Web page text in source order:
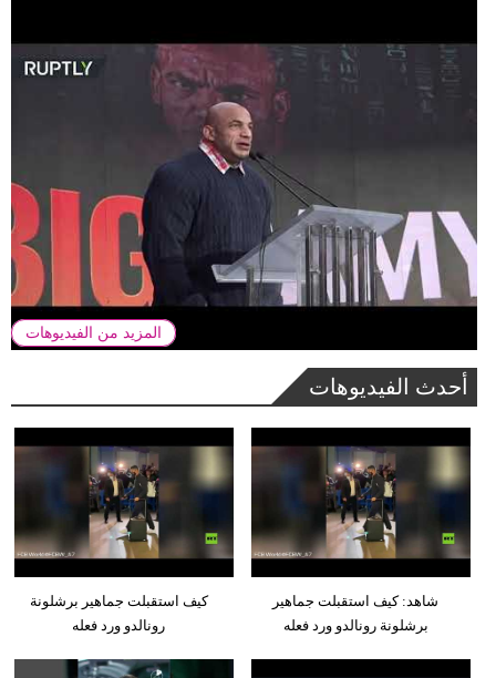
المزيد من الفيديوهات
أحدث الفيديوهات
كيف استقبلت جماهير برشلونة
رونالدو ورد فعله
شاهد: كيف استقبلت جماهير
برشلونة رونالدو ورد فعله